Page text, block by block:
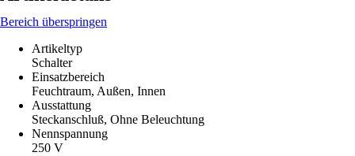
Bereich überspringen
Artikeltyp
Schalter
Einsatzbereich
Feuchtraum, Außen, Innen
Ausstattung
Steckanschluß, Ohne Beleuchtung
Nennspannung
250 V